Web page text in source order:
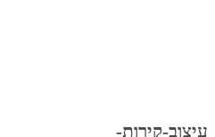
עיצוב-קירות-